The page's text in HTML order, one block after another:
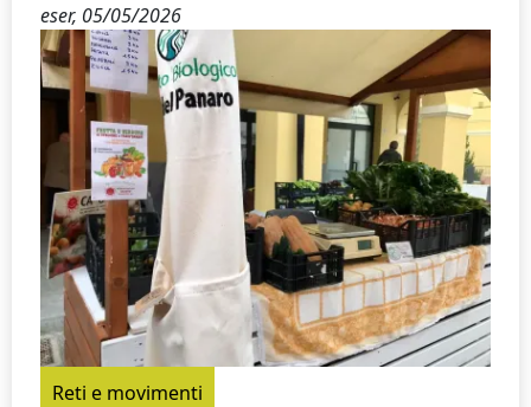
eser, 05/05/2026
Reti e movimenti